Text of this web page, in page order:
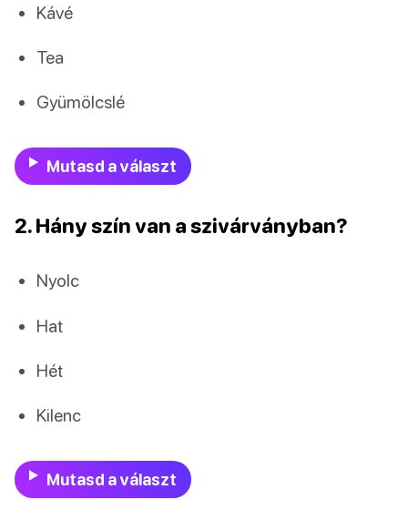
Kávé
Tea
Gyümölcslé
Mutasd a választ
2. Hány szín van a szivárványban?
Nyolc
Hat
Hét
Kilenc
Mutasd a választ